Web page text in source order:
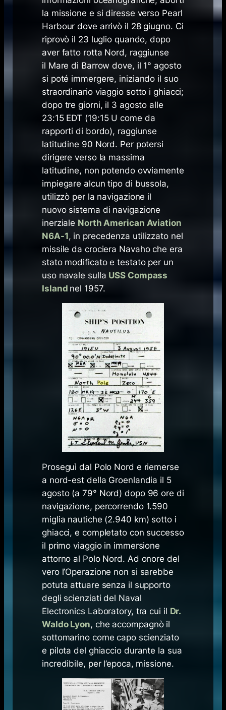
la missione e si diresse verso Pearl
Harbour dove arrivò il 28 giugno. Ci
riprovò il 23 luglio quando, dopo
aver fatto rotta Nord, raggiunse
il Mare di Barrow dove, il 1° agosto
si poté immergere, iniziando il suo
straordinario viaggio sotto i ghiacci;
dopo tre giorni, il 3 agosto alle
23:15 EDT (19:15 U come da
rapporti di bordo), raggiunse
latitudine 90 Nord. Per potersi
dirigere verso la massima
latitudine, non potendo ovviamente
impiegare alcun tipo di bussola,
utilizzò per la navigazione il
nuovo sistema di navigazione
inerziale North American Aviation
N6A-1, in precedenza utilizzato nel
missile da crociera Navaho che era
stato modificato e testato per un
uso navale sulla USS Compass
Island nel 1957.
Proseguì dal Polo Nord e riemerse
a nord-est della Groenlandia il 5
agosto (a 79° Nord) dopo 96 ore di
navigazione, percorrendo 1.590
miglia nautiche (2.940 km) sotto i
ghiacci, e completato con successo
il primo viaggio in immersione
attorno al Polo Nord. Ad onore del
vero l’Operazione non si sarebbe
potuta attuare senza il supporto
degli scienziati del Naval
Electronics Laboratory, tra cui il Dr.
Waldo Lyon, che accompagnò il
sottomarino come capo scienziato
e pilota del ghiaccio durante la sua
incredibile, per l’epoca, missione.